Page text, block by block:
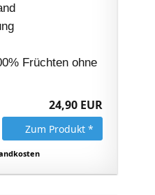
Früchten ohne
24,90 EUR
Zum Produkt *